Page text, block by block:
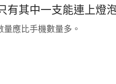
有其中一支能連上燈
應比手機數量多。